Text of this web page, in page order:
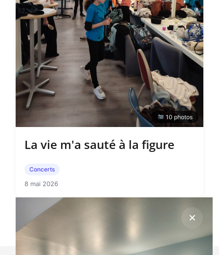
10 photos
La vie m'a sauté à la figure
Concerts
8 mai 2026
La vie m'a sauté à la figure
8 mai 2026 · Concerts · 10 photos
✕